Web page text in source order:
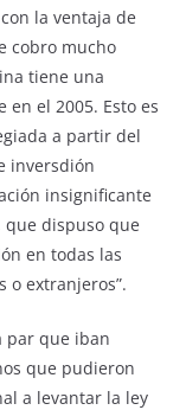
la ventaja de
cobro mucho
tiene una
el 2005. Esto es
a partir del
inversdión
insignificante
que dispuso que
en todas las
o extranjeros”.
par que iban
que pudieron
a levantar la ley